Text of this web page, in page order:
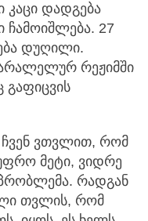
კაცი დადგება
ჩამოიშლება. 27
დუღილი.
რეჟიმში
გაფიცვის
ჩვენ ვთვლით, რომ
მეტი, ვიდრე
პრობლემა. რადგან
თვლის, რომ